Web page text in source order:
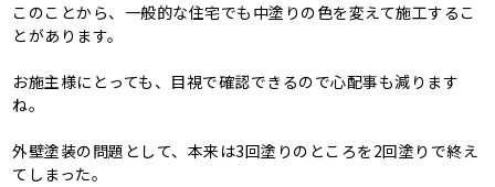
このことから、一般的な住宅でも中塗りの色を変えて施工するこ
とがあります。
お施主様にとっても、目視で確認できるので心配事も減ります
ね。
外壁塗装の問題として、本来は3回塗りのところを2回塗りで終え
てしまった。